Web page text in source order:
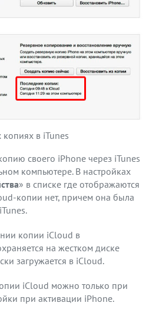
в iTunes
своего iPhone через iTunes
компьютере. В настройках
» в списке где отображаются
копии нет, причем она была
копии iCloud в
на жестком диске
загружается в iCloud.
iCloud можно только при
при активации iPhone.